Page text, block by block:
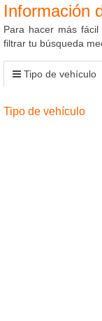
Información
Para hacer más
filtrar tu búsqueda
Tipo de vehículo
Tipo de vehículo